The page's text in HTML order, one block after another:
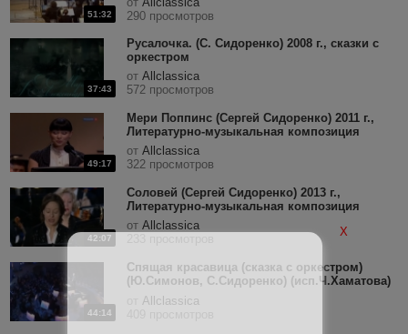
51:32
290 просмотров
37:43
Русалочка. (С. Сидоренко) 2008 г., сказки с
оркестром
от Allclassica
572 просмотров
49:17
Мери Поппинс (Сергей Сидоренко) 2011 г.,
Литературно-музыкальная композиция
от Allclassica
322 просмотров
42:07
Соловей (Сергей Сидоренко) 2013 г.,
Литературно-музыкальная композиция
от Allclassica
44:14
Спящая красавица (сказка с оркестром)
(Ю.Симонов, С.Сидоренко) (исп.Ч.Хаматова)
2007 г., литературно-музыкальная
композиция
Allclassica
X